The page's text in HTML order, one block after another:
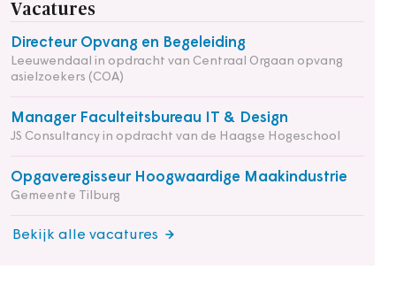
Vacatures
Directeur Opvang en Begeleiding
Leeuwendaal in opdracht van Centraal Orgaan opvang
asielzoekers (COA)
Manager Faculteitsbureau IT & Design
JS Consultancy in opdracht van de Haagse Hogeschool
Opgaveregisseur Hoogwaardige Maakindustrie
Gemeente Tilburg
Bekijk alle vacatures